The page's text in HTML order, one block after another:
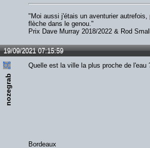
"Moi aussi j'étais un aventurier
flèche dans le genou."
Prix Dave Murray 2018/2022 & Rod
19/09/2021 07:15:59
nozegrab
Quelle est la ville la plus proche de l'eau
Bordeaux